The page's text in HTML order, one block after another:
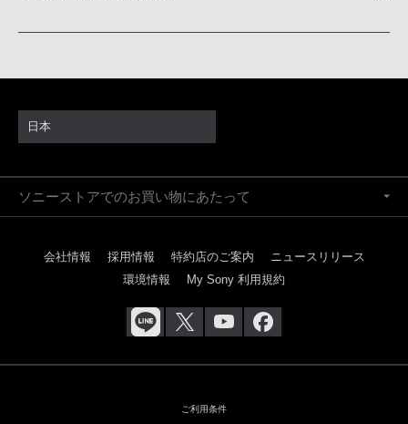
日本
ソニーストアでのお買い物にあたって
会社情報 採用情報 特約店のご案内
ニュースリリース
環境情報
My Sony 利用規約
ご利用条件